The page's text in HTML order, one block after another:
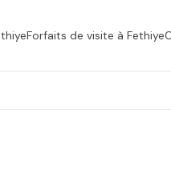
Forfaits de visite à Fethiye